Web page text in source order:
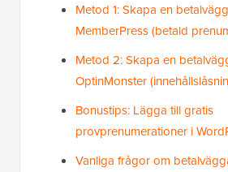
Metod 1: Skapa en
MemberPress (betald
Metod 2: Skapa en
OptinMonster
Bonustips: Lägga till gratis
provprenumerationer i
Vanliga frågor om